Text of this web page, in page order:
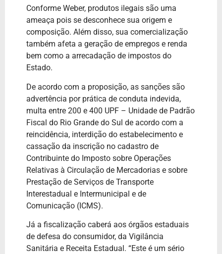
Conforme Weber, produtos ilegais são uma
ameaça pois se desconhece sua origem e
composição. Além disso, sua comercialização
também afeta a geração de empregos e renda
bem como a arrecadação de impostos do
Estado.
De acordo com a proposição, as sanções são
advertência por prática de conduta indevida,
multa entre 200 e 400 UPF – Unidade de Padrão
Fiscal do Rio Grande do Sul de acordo com a
reincidência, interdição do estabelecimento e
cassação da inscrição no cadastro de
Contribuinte do Imposto sobre Operações
Relativas à Circulação de Mercadorias e sobre
Prestação de Serviços de Transporte
Interestadual e Intermunicipal e de
Comunicação (ICMS).
Já a fiscalização caberá aos órgãos estaduais
de defesa do consumidor, da Vigilância
Sanitária e Receita Estadual. “Este é um sério